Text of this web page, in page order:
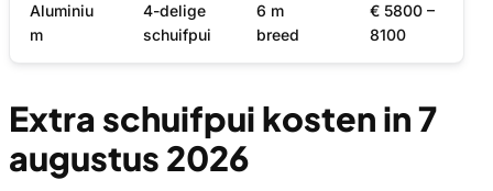
Aluminiu
m
4-delige
schuifpui
6 m
breed
€ 5800 –
8100
Extra schuifpui kosten in 7
augustus 2026